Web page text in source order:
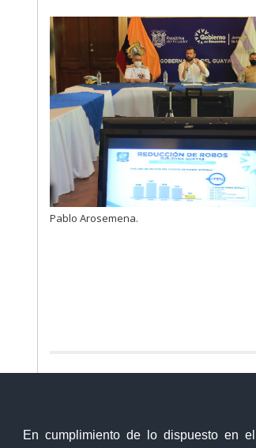
En cumplimiento de lo dispuesto en el
Pablo Arosemena.